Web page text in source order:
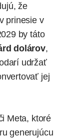
že
prinesie v
by táto
dolárov,
udržať
jej
Meta, ktoré
generujúcu